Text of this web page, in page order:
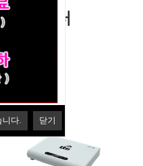
니다. 닫기
일 라우터